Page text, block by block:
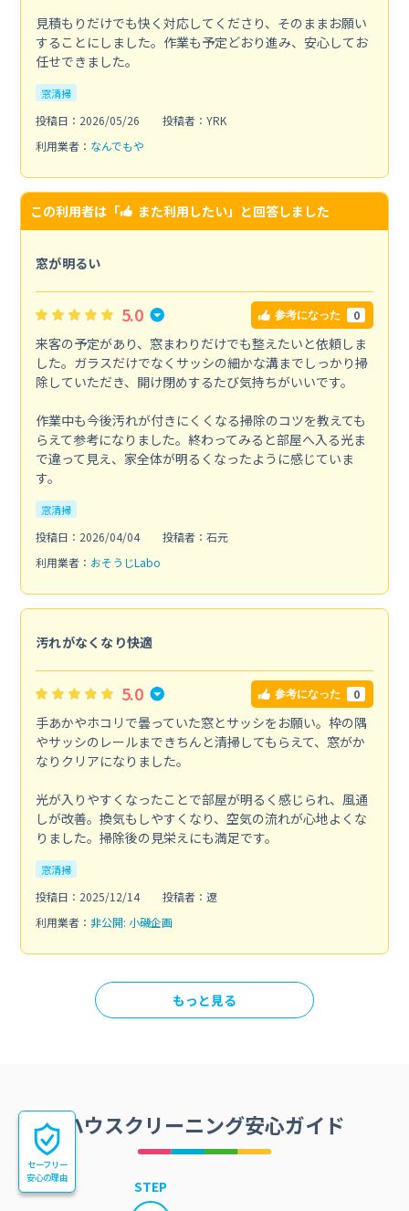
見積もりだけでも快く対応してくださり、そのままお願い
することにしました。作業も予定どおり進み、安心してお
任せできました。
窓清掃
投稿日：2026/05/26
投稿者：YRK
利用業者： なんでもや
この利用者は「 また利用したい」と回答しました
窓が明るい
5.0 参考になった 0
来客の予定があり、窓まわりだけでも整えたいと依頼しま
した。ガラスだけでなくサッシの細かな溝までしっかり掃
除していただき、開け閉めするたび気持ちがいいです。
作業中も今後汚れが付きにくくなる掃除のコツを教えても
らえて参考になりました。終わってみると部屋へ入る光ま
で違って見え、家全体が明るくなったように感じていま
す。
窓清掃
投稿日：2026/04/04
投稿者：石元
利用業者： おそうじLabo
汚れがなくなり快適
5.0 参考になった 0
手あかやホコリで曇っていた窓とサッシをお願い。枠の隅
やサッシのレールまできちんと清掃してもらえて、窓がか
なりクリアになりました。
光が入りやすくなったことで部屋が明るく感じられ、風通
しが改善。換気もしやすくなり、空気の流れが心地よくな
りました。掃除後の見栄えにも満足です。
窓清掃
投稿日：2025/12/14
投稿者：遼
利用業者： 非公開: 小磯企画
もっと見る
ハウスクリーニング安心ガイド
STEP
セーフリー
安心の理由